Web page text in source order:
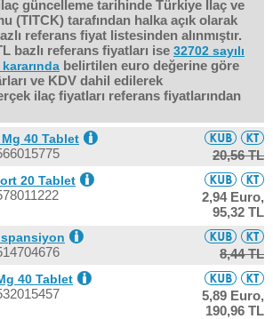
güncelleme tarihinde Türkiye İlaç ve
(TITCK) tarafından halka açık olarak
referans fiyat listesinden alınmıştır.
bazlı referans fiyatları ise 32702 sayılı
belirtilen euro değerine göre
ve KDV dahil edilerek
ilaç fiyatları referans fiyatlarından
40 Tablet
20,56 TL
20 Tablet
2,94 Euro,
95,32 TL
8,44 TL
40 Tablet
5,89 Euro,
190,96 TL